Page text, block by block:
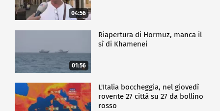
prodotti marini giapponesi.
Il profilo politico di Takaichi, figura
ultraconservatrice nota per le visite al santuario
Yasukuni, rende il confronto con Pechino ancora più
Con voli bloccati, scambi rallentati e sale
cinematografiche che rinviano le uscite dei film
giapponesi, la tensione tra le due nazioni continua a
crescere e si misura anche fuori dalla diplomazia.
04:56
01:56
Riapertura di Hormuz, manca il
sì di Khamenei
L'Italia boccheggia, nel giovedì
rovente 27 città su 27 da bollino
rosso